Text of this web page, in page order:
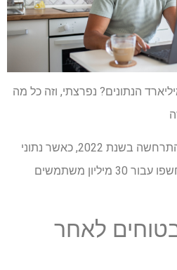
מהפרת 16 מיליארד הנתונים? נפרצתי, וזה כל מה
הפרה אחרונה זו דומה לזו שהתרחשה בשנת 2022, כאשר נתוני
אימות וסיסמאות מוצפנות נחשפו עבור 30 מיליון משתמשים
לאחר